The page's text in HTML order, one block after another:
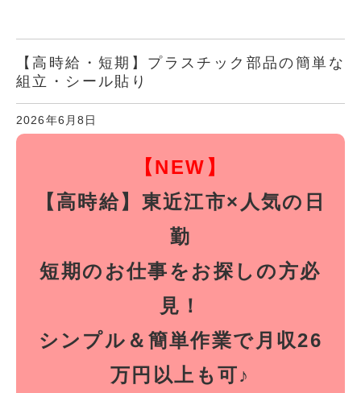
【高時給・短期】プラスチック部品の簡単な
組立・シール貼り
2026年6月8日
【NEW】
【高時給】東近江市×人気の日
勤
短期のお仕事をお探しの方必
見！
シンプル＆簡単作業で月収26
万円以上も可♪